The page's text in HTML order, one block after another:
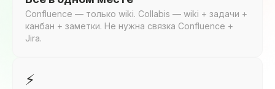
Confluence — только wiki. Collabis — wiki + задачи +
канбан + заметки. Не нужна связка Confluence +
Jira.
⚡